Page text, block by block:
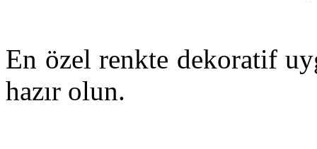
En özel renkte dekoratif
hazır olun.